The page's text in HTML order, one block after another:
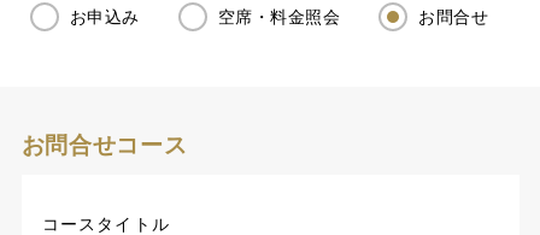
お申込み 空席・料金照会 お問合せ
お問合せコース
コースタイトル